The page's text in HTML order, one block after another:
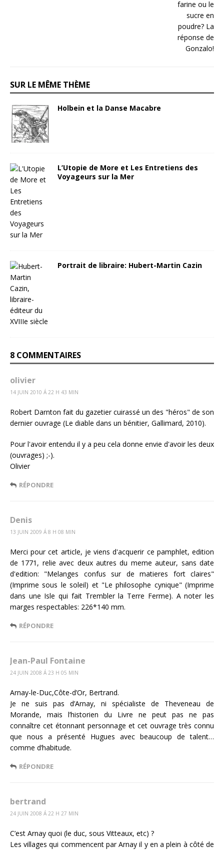
SUR LE MÊME THÈME
Holbein et la Danse Macabre
L’Utopie de More et Les Entretiens des
Voyageurs sur la Mer
Portrait de libraire: Hubert-Martin Cazin
8 COMMENTAIRES
olivier
14 JUIN 2010 Á 22 H 43 MIN
Robert Darnton fait du gazetier cuirassé un des "héros" de son
dernier ouvrage (Le diable dans un bénitier, Gallimard, 2010).
Pour l'avoir entendu il y a peu cela donne envie d'avoir les deux
(ouvrages) ;-).
Olivier
RÉPONDRE
Denis
13 JUIN 2009 Á 8 H 08 MIN
Merci pour cet article, je viens d'acquerir ce pamphlet, edition
de 1771, relie avec deux autres du meme auteur, sans date
d'edition: "Melanges confus sur de matieres fort claires"
(Imprime sous le soleil) et "Le philosophe cynique" (Imprime
dans une Isle qui fait Trembler la Terre Ferme). A noter les
marges respectables: 226*140 mm.
RÉPONDRE
Jean-Paul Fontaine
24 JUIN 2008 Á 23 H 05 MIN
Arnay-le-Duc,Côte-d’Or, Bertrand.
Je ne suis pas d’Arnay, ni spécialiste de Theveneau de
Morande, mais l’historien du Livre ne peut pas ne pas
connaître cet étonnant personnage et cet ouvrage très connu
que nous a présenté Hugues avec beaucoup de talent…
comme d’habitude.
RÉPONDRE
bertrand
24 JUIN 2008 Á 22 H 27 MIN
C’est Arnay quoi (le duc, sous Vitteaux, etc) ?
Les villages qui commencent par Arnay il y en a plein à côté de